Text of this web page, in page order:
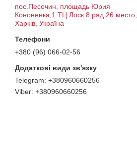
пос.Песочин, площадь Юрия
Кононенка,1 ТЦ Лоск 8 ряд 26 место,
Харків, Україна
+380 (96) 066-02-56
+380960660256
+380960660256